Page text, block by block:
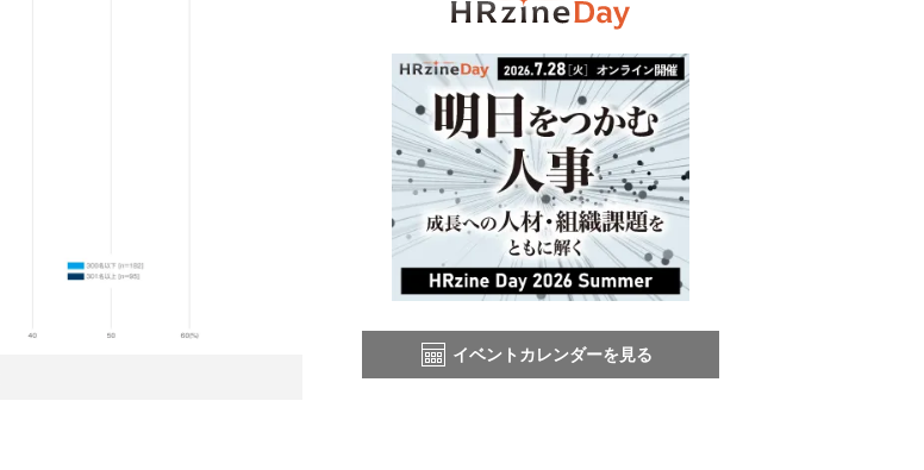
イベントカレンダーを見る